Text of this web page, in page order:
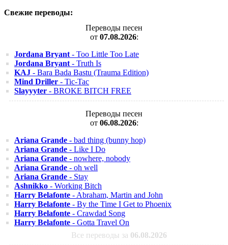
Свежие переводы:
Переводы песен
от 07.08.2026:
Jordana Bryant - Too Little Too Late
Jordana Bryant - Truth Is
KAJ - Bara Bada Bastu (Trauma Edition)
Mind Driller - Tic-Tac
Slayyyter - BROKE BITCH FREE
Переводы песен
от 06.08.2026:
Ariana Grande - bad thing (bunny hop)
Ariana Grande - Like I Do
Ariana Grande - nowhere, nobody
Ariana Grande - oh well
Ariana Grande - Stay
Ashnikko - Working Bitch
Harry Belafonte - Abraham, Martin and John
Harry Belafonte - By the Time I Get to Phoenix
Harry Belafonte - Crawdad Song
Harry Belafonte - Gotta Travel On
Все переводы за 06.08.2026